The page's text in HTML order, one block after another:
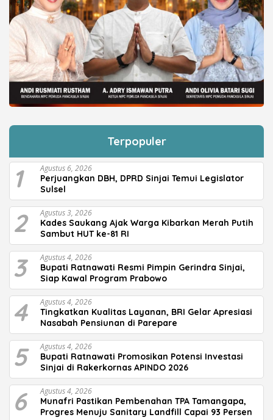
Terpopuler
1 Agustus 6, 2026
Perjuangkan DBH, DPRD Sinjai Temui Legislator
Sulsel
2 Agustus 3, 2026
Kades Saukang Ajak Warga Kibarkan Merah Putih
Sambut HUT ke-81 RI
3 Agustus 4, 2026
Bupati Ratnawati Resmi Pimpin Gerindra Sinjai,
Siap Kawal Program Prabowo
4 Agustus 4, 2026
Tingkatkan Kualitas Layanan, BRI Gelar Apresiasi
Nasabah Pensiunan di Parepare
5 Agustus 4, 2026
Bupati Ratnawati Promosikan Potensi Investasi
Sinjai di Rakerkornas APINDO 2026
6 Agustus 4, 2026
Munafri Pastikan Pembenahan TPA Tamangapa,
Progres Menuju Sanitary Landfill Capai 93 Persen